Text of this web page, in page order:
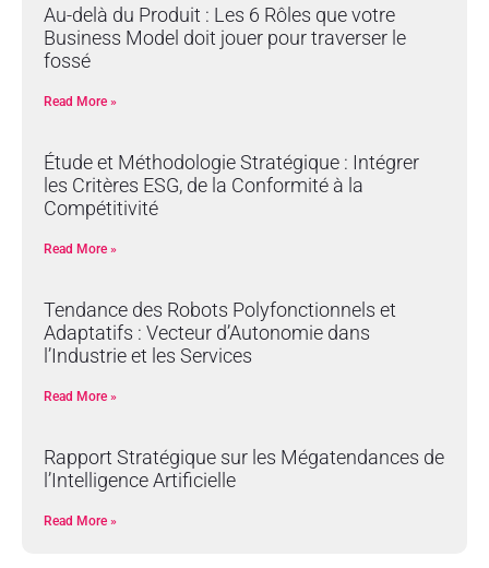
Au-delà du Produit : Les 6 Rôles que votre
Business Model doit jouer pour traverser le
fossé
Read More »
Étude et Méthodologie Stratégique : Intégrer
les Critères ESG, de la Conformité à la
Compétitivité
Read More »
Tendance des Robots Polyfonctionnels et
Adaptatifs : Vecteur d’Autonomie dans
l’Industrie et les Services
Read More »
Rapport Stratégique sur les Mégatendances de
l’Intelligence Artificielle
Read More »